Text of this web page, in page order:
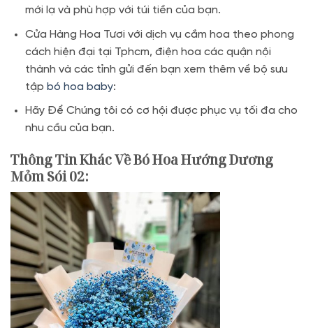
mới lạ và phù hợp với túi tiền của bạn.
Cửa Hàng Hoa Tươi với dịch vụ cắm hoa theo phong
cách hiện đại tại Tphcm, điện hoa các quận nội
thành và các tỉnh gửi đến bạn xem thêm về bộ sưu
tập bó hoa baby:
Hãy Để Chúng tôi có cơ hội được phục vụ tối đa cho
nhu cầu của bạn.
Thông Tin Khác VềBó Hoa Hướng Dương
Mỏm Sói 02: